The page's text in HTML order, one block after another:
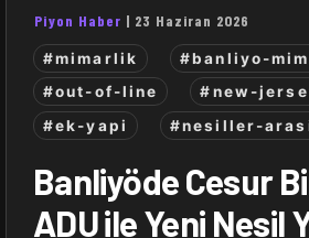
Piyon Haber | 23 Haziran 2026
#mimarlik #banliyo-
#out-of-line
#new-
#ek-yapi
#nesiller-
Banliyöde Cesur
ADU ile Yeni Nesil